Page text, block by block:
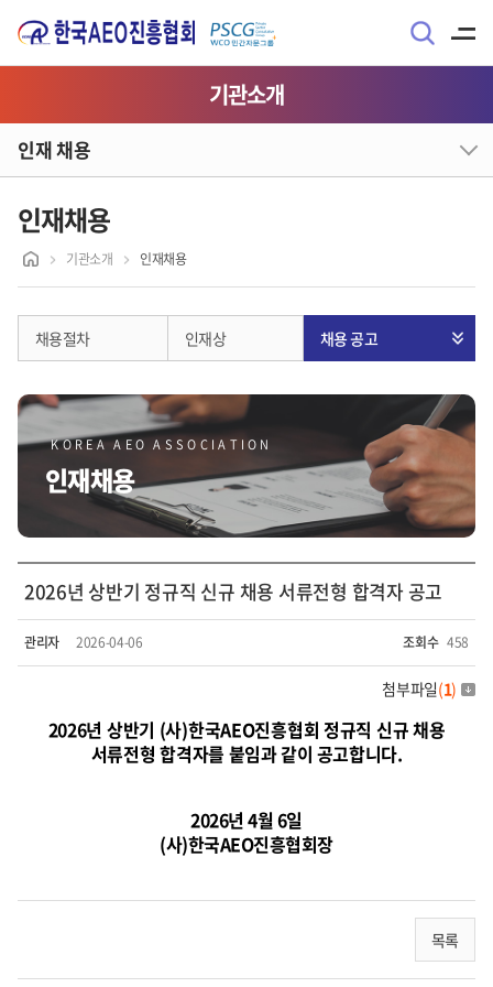
기관소개
인재 채용
인재채용
기관소개 인재채용
채용절차 인재상 채용 공고
KOREA AEO ASSOCIATION
인재채용
2026년 상반기 정규직 신규 채용 서류전형 합격자 공고
관리자 2026-04-06 조회수 458
첨부파일(1)
2026년 상반기 (사)한국AEO진흥협회 정규직 신규 채용
서류전형 합격자를 붙임과 같이 공고합니다.
2026년 4월 6일
(사)한국AEO진흥협회장
목록